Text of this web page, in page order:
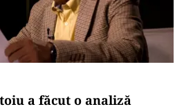
a făcut o analiză